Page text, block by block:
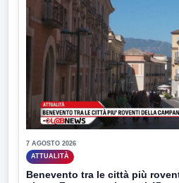
7 AGOSTO 2026
ATTUALITÀ
Benevento tra le città più